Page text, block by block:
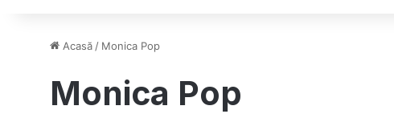
Acasă / Monica Pop
Monica Pop